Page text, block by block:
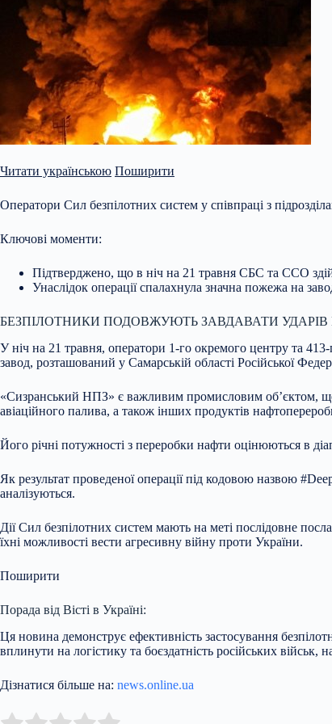
Читати українською Поширити
Оператори Сил безпілотних систем у співпраці з
Ключові моменти:
Підтверджено, що в ніч на 21 травня СБС та ССО
Унаслідок операції спалахнула значна пожежа на
БЕЗПІЛОТНИКИ ПОДОВЖУЮТЬ ЗАВДАВАТИ УДАРІВ
У ніч на 21 травня, оператори 1-го окремого центру та
завод, розташований у Самарській області Російської
«Сизранський НПЗ» є важливим промисловим об’єктом, що
авіаційного палива, а також інших продуктів
Його річні потужності з переробки нафти оцінюються в
Як результат проведеної операції під кодовою назвою
аналізуються.
Дії Сил безпілотних систем мають на меті послідовне
їхні можливості вести агресивну війну проти України.
Поширити
Порада від Вісті в Україні:
Ця новина демонструє ефективність застосування
вплинути на логістику та боєздатність російських військ,
Дізнатися більше на: news.online.ua